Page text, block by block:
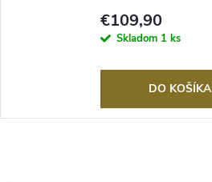
rukoväťou
€109,90
Skladom 1 ks
DO KOŠÍKA